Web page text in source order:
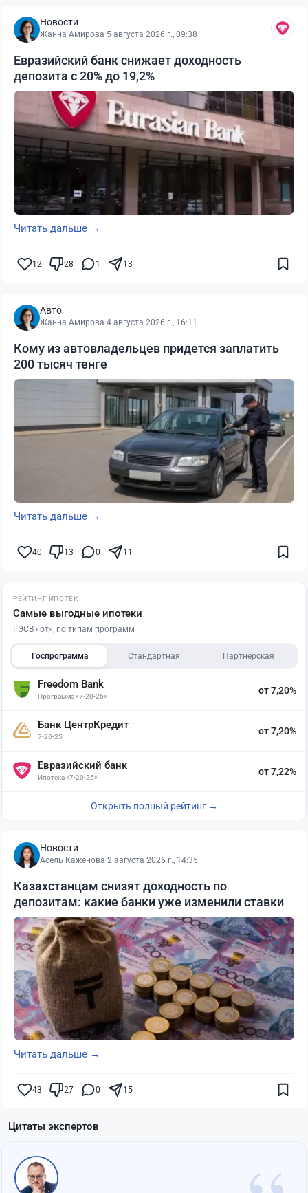
Новости
Жанна Амирова·5 августа 2026 г., 09:38
Евразийский банк снижает доходность
депозита с 20% до 19,2%
Читать дальше →
12 28 1 13
Авто
Жанна Амирова·4 августа 2026 г., 16:11
Кому из автовладельцев придется заплатить
200 тысяч тенге
Читать дальше →
40 13 0 11
РЕЙТИНГ ИПОТЕК
Самые выгодные ипотеки
ГЭСВ «от», по типам программ
Госпрограмма Стандартная Партнёрская
Freedom Bank
Программа «7-20-25»
от 7,20%
Банк ЦентрКредит
7-20-25
от 7,20%
Евразийский банк
Ипотека «7-20-25»
от 7,22%
Открыть полный рейтинг →
Новости
Асель Каженова·2 августа 2026 г., 14:35
Казахстанцам снизят доходность по
депозитам: какие банки уже изменили ставки
Читать дальше →
43 27 0 15
Цитаты экспертов